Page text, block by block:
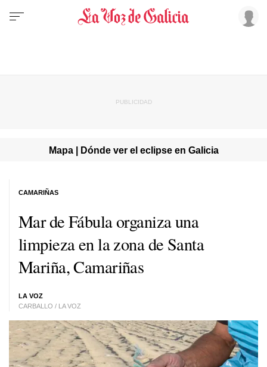
Mapa | Dónde ver el eclipse en Galicia
Mar de Fábula organiza una
limpieza en la zona de Santa
Mariña, Camariñas
LA VOZ
CARBALLO / LA VOZ
CAMARIÑAS